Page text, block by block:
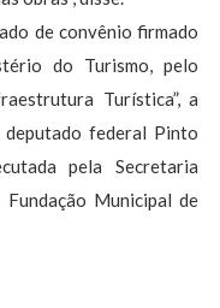
de convênio firmado
do Turismo, pelo
Turística”, a
federal Pinto
pela Secretaria
Municipal de